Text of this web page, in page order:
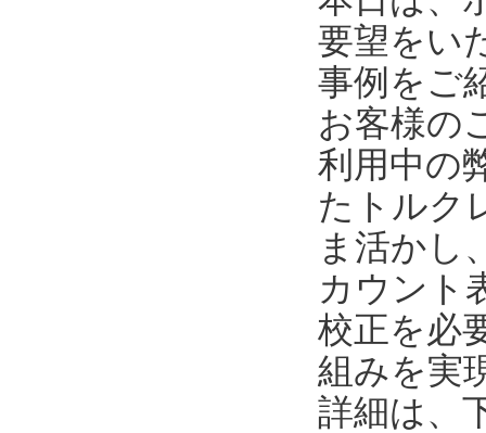
要望をい
事例をご
お客様の
利用中の
たトルク
ま活かし
カウント
校正を必
組みを実
詳細は、